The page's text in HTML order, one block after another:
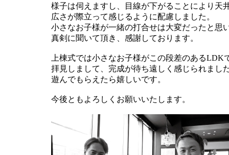
様子は伺えますし、目線が下がることにより天
広さが際立って感じるように配慮しました。
小さなお子様が一緒の打合せは大変だったと思
真剣に聞いて頂き、感謝しております。
上棟式では小さなお子様がこの段差のある
拝見しまして、完成が待ち遠しく感じられまし
遊んでもらえたら嬉しいです。
今後ともよろしくお願いいたします。